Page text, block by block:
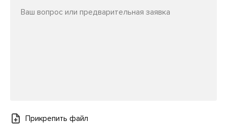
Ваш вопрос или предварительная заявка
Прикрепить файл